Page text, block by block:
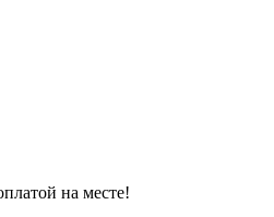
на месте!